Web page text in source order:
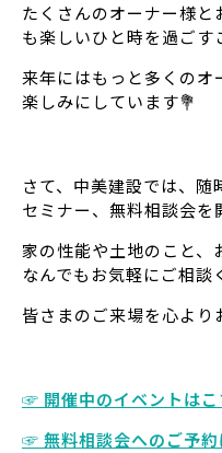
たくさんのオーナー様と
も楽しいひと時を過ごす
来年にはもっと多くのオ
楽しみにしています💐
さて、中美建設では、
セミナー、無料相談会を
家の性能や土地のこと、
なんでもお気軽にご相談
皆さまのご来場を心より
☞ 開催中のイベントはこ
☞ 無料相談会へのご予約